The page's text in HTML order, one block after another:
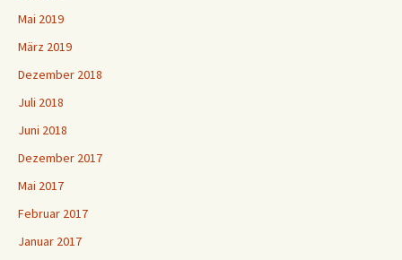
Mai 2019
März 2019
Dezember 2018
Juli 2018
Juni 2018
Dezember 2017
Mai 2017
Februar 2017
Januar 2017